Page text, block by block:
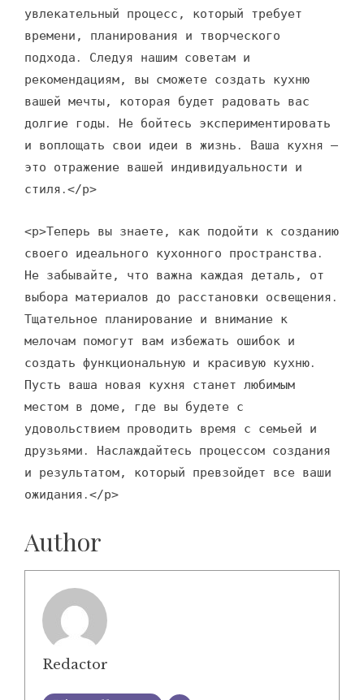
увлекательный процесс, который требует
времени, планирования и творческого
подхода․ Следуя нашим советам и
рекомендациям, вы сможете создать кухню
вашей мечты, которая будет радовать вас
долгие годы․ Не бойтесь экспериментировать
и воплощать свои идеи в жизнь․ Ваша кухня –
это отражение вашей индивидуальности и
стиля․</p>
<p>Теперь вы знаете, как подойти к созданию
своего идеального кухонного пространства․
Не забывайте, что важна каждая деталь, от
выбора материалов до расстановки освещения․
Тщательное планирование и внимание к
мелочам помогут вам избежать ошибок и
создать функциональную и красивую кухню․
Пусть ваша новая кухня станет любимым
местом в доме, где вы будете с
удовольствием проводить время с семьей и
друзьями․ Наслаждайтесь процессом создания
и результатом, который превзойдет все ваши
ожидания․</p>
Author
Redactor